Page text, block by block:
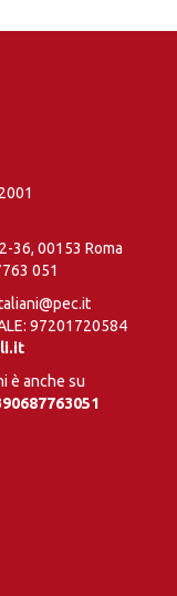
36, 00153 Roma
051
97201720584
è anche su